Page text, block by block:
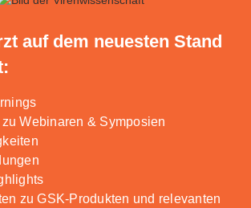
auf dem neuesten Stand
Webinaren & Symposien
zu GSK-Produkten und relevanten